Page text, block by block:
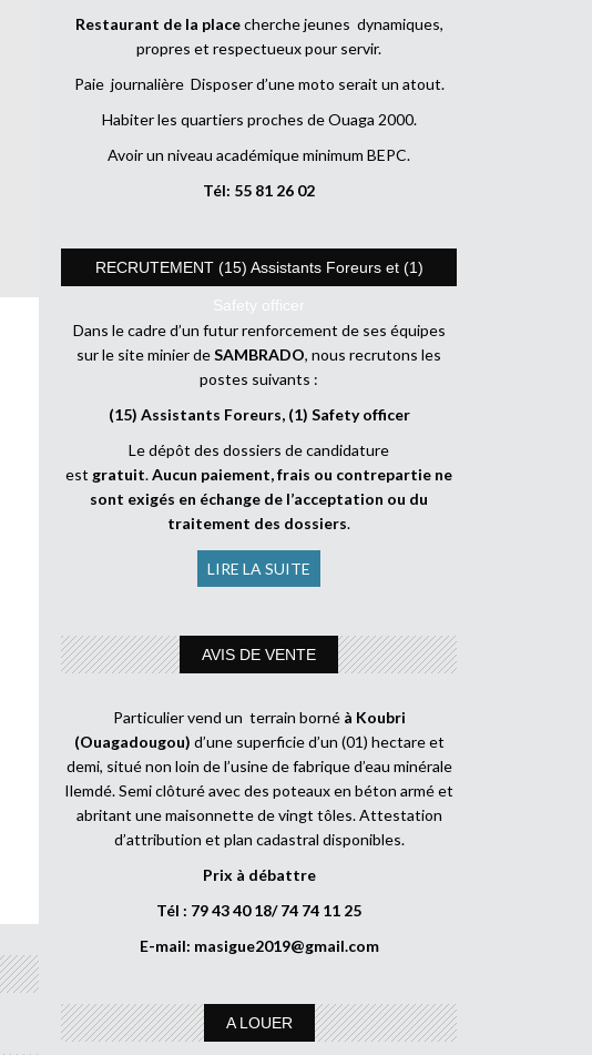
Restaurant de la placecherche jeunes dynamiques,
propres et respectueux pour servir.
Paie journalière Disposer d’une moto serait un atout.
Habiter les quartiers proches de Ouaga 2000.
Avoir un niveau académique minimum BEPC.
Tél: 55 81 26 02
RECRUTEMENT (15) Assistants Foreurs et (1)
Safety officer
Dans le cadre d’un futur renforcement de ses équipes
sur le site minier deSAMBRADO, nous recrutons les
postes suivants :
(15) Assistants Foreurs, (1) Safety officer
Le dépôt des dossiers de candidature
est gratuit.Aucun paiement, frais ou contrepartie ne
sont exigés en échange de l’acceptation ou du
traitement des dossiers.
LIRE LA SUITE
AVIS DE VENTE
Particulier vend un terrain borné à Koubri
(Ouagadougou) d’une superficie d’un (01) hectare et
demi, situé non loin de l’usine de fabrique d’eau minérale
Ilemdé. Semi clôturé avec des poteaux en béton armé et
abritant une maisonnette de vingt tôles. Attestation
d’attribution et plan cadastral disponibles.
Prix à débattre
Tél : 79 43 40 18/ 74 74 11 25
E-mail: masigue2019@gmail.com
A LOUER